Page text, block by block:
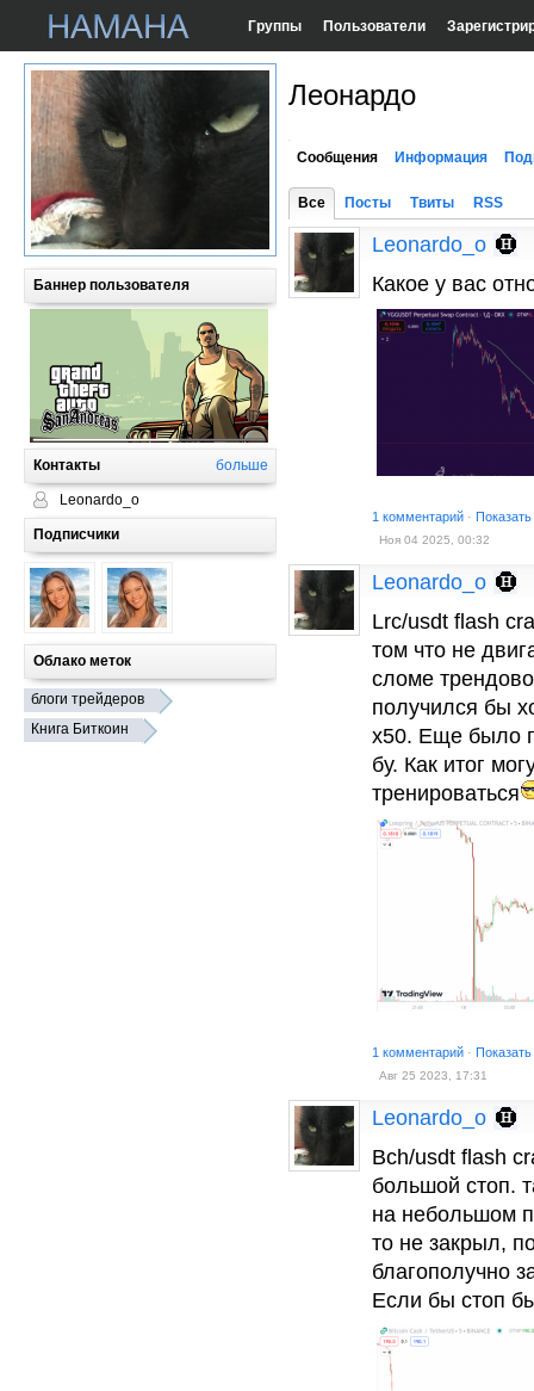
Группы Пользователи
Баннер пользователя
Контакты больше
Leonardo_o
Подписчики
Облако меток
блоги трейдеров
Книга Биткоин
Леонардо
Сообщения Информация
Все Посты Твиты RSS
Leonardo_o
Какое у вас
1 комментарий ·
Ноя 04 2025, 00:32
Leonardo_o
Lrc/usdt flash
том что не
сломе
получился бы
х50. Еще было
бу. Как итог
тренироваться
1 комментарий ·
Авг 25 2023, 17:31
Leonardo_o
Bch/usdt flash
большой стоп.
на небольшом
то не закрыл,
благополучно
Если бы стоп